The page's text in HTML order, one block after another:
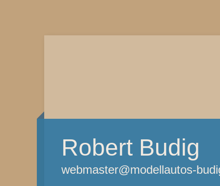
Robert Budig
webmaster@modellautos-